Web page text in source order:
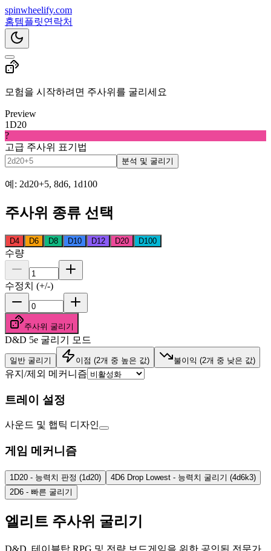
spinwheelify.com
홈템플릿연락처
모험을 시작하려면 주사위를 굴리세요
Preview
1D20
?
고급 주사위 표기법
분석 및 굴리기
예: 2d20+5, 8d6, 1d100
주사위 종류 선택
D4 D6 D8 D10 D12 D20 D100
수량
수정치 (+/-)
주사위 굴리기
D&D 5e 굴리기 모드
일반 굴리기 이점 (2개 중 높은 값) 불이익 (2개 중 낮은 값)
유지/제외 메커니즘
트레이 설정
사운드 및 햅틱 디자인
게임 메커니즘
1D20 - 능력치 판정 (1d20) 4D6 Drop Lowest - 능력치 굴리기 (4d6k3)
2D6 - 빠른 굴리기
엘리트 주사위 굴리기
D&D, 테이블탑 RPG 및 전략 보드게임을 위한 공인된 전문가